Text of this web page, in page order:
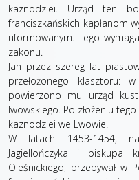
kaznodziei. Urząd ten
franciszkańskich kapłanom
uformowanym. Tego
zakonu.
Jan przez szereg lat
przełożonego klasztoru:
powierzono mu urząd
lwowskiego. Po złożeniu
kaznodziei we Lwowie.
W latach 1453-1454,
Jagiellończyka i biskupa
Oleśnickiego, przebywał w